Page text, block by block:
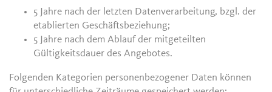
5 Jahre nach der letzten Datenverarbeitung, bzgl. der
etablierten Geschäftsbeziehung;
5 Jahre nach dem Ablauf der mitgeteilten
Gültigkeitsdauer des Angebotes.
Folgenden Kategorien personenbezogener Daten können